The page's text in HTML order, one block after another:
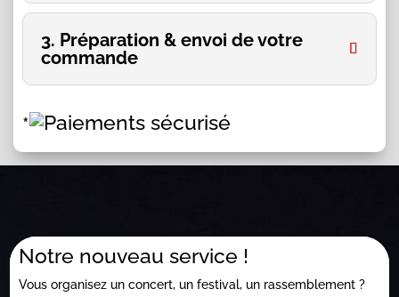
3. Préparation & envoi de votre
commande
*
Notre nouveau service !
Vous organisez un concert, un festival, un rassemblement ?